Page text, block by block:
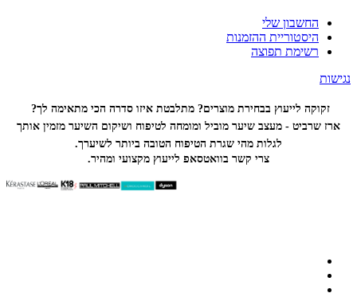
החשבון שלי
היסטוריית ההזמנות
רשימת תפוצה
נגישות
זקוקה לייעוץ בבחירת מוצרים? מתלבטת איזו סדרה הכימתאימה לך?
ארז שרביט - מעצב שיער מוביל ומומחה לטיפוח ושיקום השיער מזמין אותך
לגלות מהי שגרת הטיפוח הטובה ביותר לשיערך.
צרי קשר בוואטסאפ לייעוץ מקצועי ומהיר.